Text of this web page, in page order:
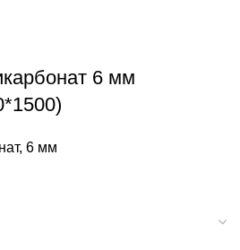
6 мм
, 6 мм